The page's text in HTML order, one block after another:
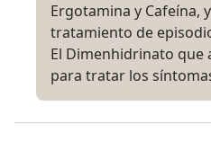
Ergotamina y Cafeína,
tratamiento de
El Dimenhidrinato que
para tratar los